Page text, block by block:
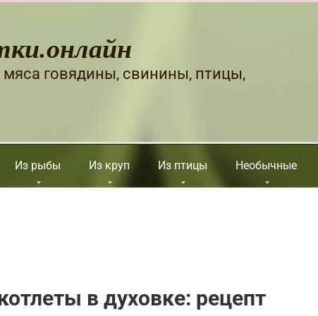
мяса говядины, свинины, птицы,
Из рыбы Из круп Из птицы Необычные
в духовке: рецепт